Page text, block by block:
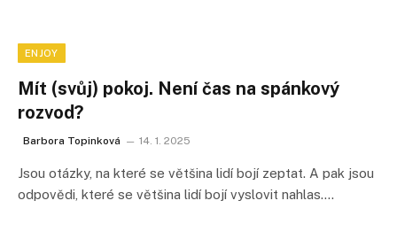
ENJOY
Mít (svůj) pokoj. Není čas na spánkový
rozvod?
Barbora Topinková 14. 1. 2025
Jsou otázky, na které se většina lidí bojí zeptat. A pak jsou
odpovědi, které se většina lidí bojí vyslovit nahlas.…